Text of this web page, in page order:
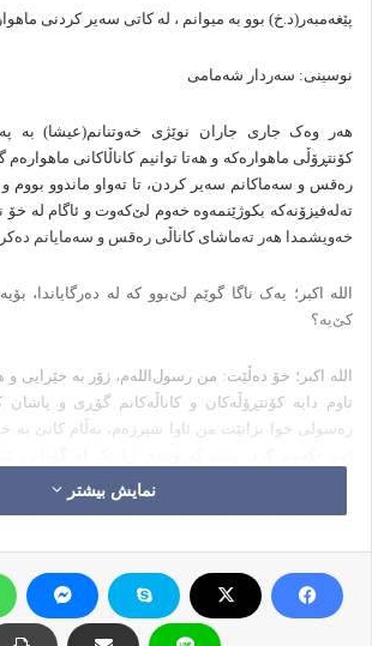
پێغه‌مبه‌ر(د.خ) بوو به‌ میوانم ، له کاتی سه‌یر کردنی
نوسینی: سه‌ردار شه‌مامی
هه‌ر وه‌ک جاری جاران نوێژی خه‌وتنانم(عیشا) به‌
کۆنتڕۆڵی ماهواره‌که‌ و هه‌تا توانیم کاناڵاکانی
ره‌قس و سه‌ماکانم سه‌یر کردن، تا ته‌واو ماندوو بووم
ته‌له‌فیزۆنه‌که‌ بکوژێنمه‌وه‌ خه‌وم لێ‌که‌وت و ئاگام له‌ خۆ
خه‌ویشمدا هه‌ر ته‌ماشای کاناڵی ره‌قس و سه‌مایانم
الله‌ اکبر؛ یه‌ک ناگا گوێم لێ‌بوو که‌ له‌ ده‌رگایاندا،
کێ‌یه‌؟
الله‌ اکبر؛ خۆ ده‌ڵێت: من رسول‌الله‌‌م، زۆر به‌ خێرایی
تاوم دایه‌ کۆنتڕۆڵه‌کان و کاناڵه‌کانم گۆڕی و پاشان
ره‌سولی خوا بزانێت من ئاوا شپرزه‌م، به‌ڵام کاتێ به‌
گۆرانی‌بێژانه‌ی که‌ یه‌ک گۆرانیشیان بۆ ڕه‌سول الله‌
ئای که‌ ناخۆش بوو که‌ له‌ کاتی لێکردنه‌وه‌ی
نمایش بیشتر